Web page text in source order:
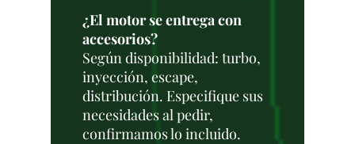
¿El motor se entrega con
accesorios?
Según disponibilidad: turbo,
inyección, escape,
distribución. Especifique sus
necesidades al pedir,
confirmamos lo incluido.